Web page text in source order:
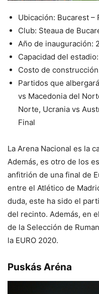
Ubicación: Bucarest –
Club: Steaua de
Año de inauguración:
Capacidad del
Costo de
Partidos que
vs Macedonia del
Norte, Ucrania vs
Final
La Arena Nacional es la
Además, es otro de los
anfitrión de una final de
entre el Atlético de
duda, este ha sido el
del recinto. Además, en
de la Selección de
la EURO 2020.
Puskás Aréna